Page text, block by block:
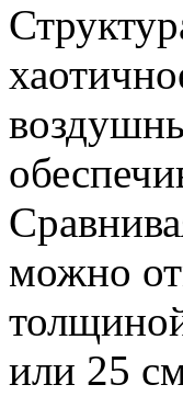
можно
или 25